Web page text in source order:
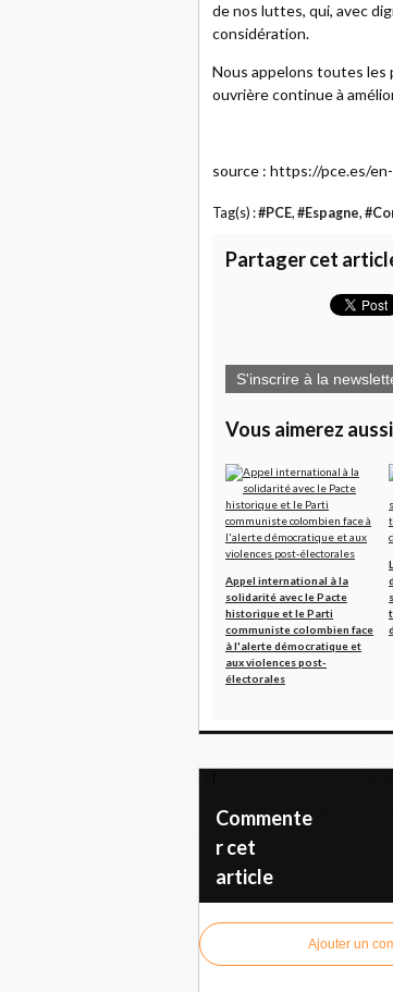
de nos luttes, qui, avec
considération.
Nous appelons toutes les
ouvrière continue à
source : https://pce.es/
Tag(s) :#PCE, #Espagne,
Partager cet
S'inscrire à la
Vous aimerez
Appel international à la
solidarité avec le Pacte
historique et le Parti
communiste colombien face
à l'alerte démocratique et
aux violences post-
électorales
Commente
r cet
article
Ajouter un